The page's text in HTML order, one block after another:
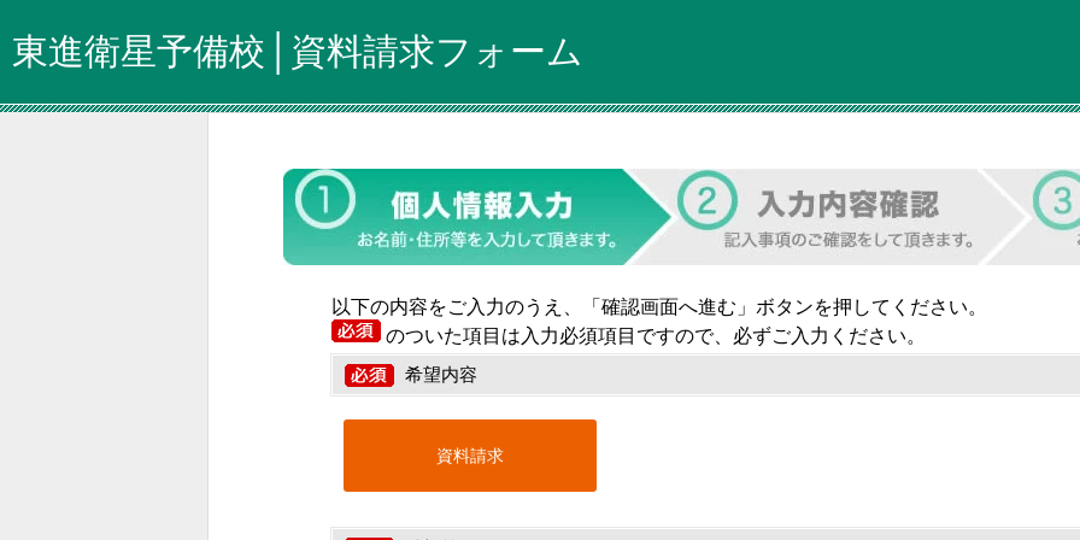
東進衛星予備校│資料請求フォーム
以下の内容をご入力のうえ、「確認画面へ進む」ボタンを押してください。
のついた項目は入力必須項目ですので、必ずご入力ください。
希望内容
資料請求